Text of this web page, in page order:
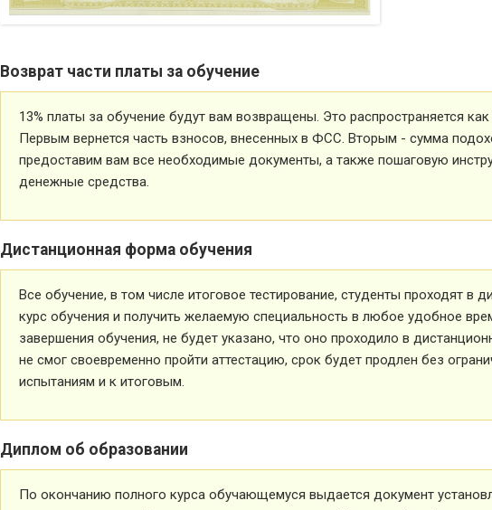
Возврат части платы за обучение
13% платы за обучение будут вам возвращены. Это распространяется
Первым вернется часть взносов, внесенных в ФСС. Вторым - сумма
предоставим вам все необходимые документы, а также пошаговую
денежные средства.
Дистанционная форма обучения
Все обучение, в том числе итоговое тестирование, студенты проходят в
курс обучения и получить желаемую специальность в любое удобное
завершения обучения, не будет указано, что оно проходило в
не смог своевременно пройти аттестацию, срок будет продлен без
испытаниям и к итоговым.
Диплом об образовании
По окончанию полного курса обучающемуся выдается документ